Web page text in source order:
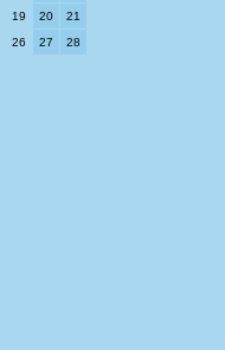
19 20
21
26 27
28